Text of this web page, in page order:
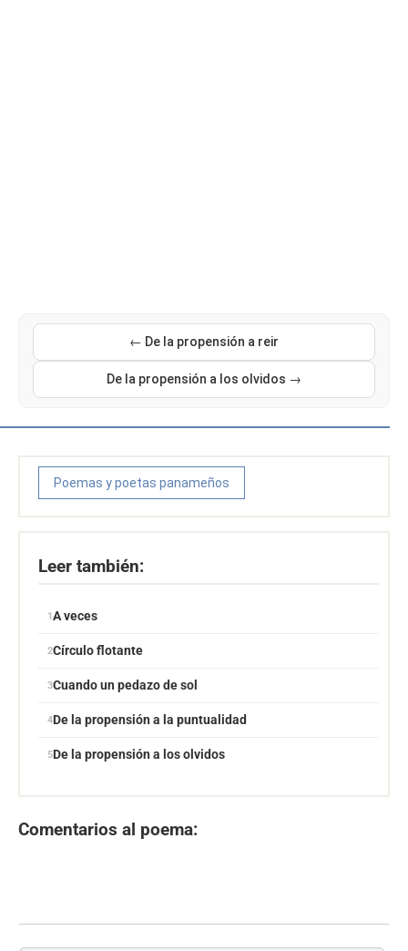
← De la propensión a reir
De la propensión a los olvidos →
Poemas y poetas panameños
Leer también:
A veces
Círculo flotante
Cuando un pedazo de sol
De la propensión a la puntualidad
De la propensión a los olvidos
Comentarios al poema: